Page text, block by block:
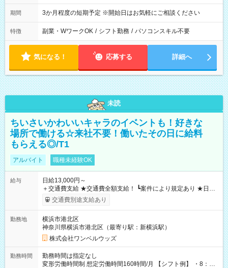
期間 3か月程度の短期予定 ※開始日はお気軽にご相談ください
特徴 副業・WワークOK / シフト勤務 / パソコンスキル不要
気になる！ 応募する 詳細へ
未読
ちいさいかわいいキャラのイベントも！好きな
場所で働ける☆来社不要！働いたその日に給料
もらえる◎/T1
アルバイト 職種未経験OK
給与
日給13,000円～
＋交通費支給 ★交通費全額支給！ ┗案件により規定あり ★日払
いOK！（規定あり） ┗働いたその日に現金GET♪ お仕事後はコ
ンビニATMから 日払い分を引き落とせます！ 【試用期間】試
交通費別途支給あり
勤務地
横浜市港北区
神奈川県横浜市港北区（最寄り駅：新横浜駅）
株式会社ワンベルウッズ
勤務時間
勤務時間は指定なし
変形労働時間制 想定労働時間160時間/月 【シフト例】 ・8：00